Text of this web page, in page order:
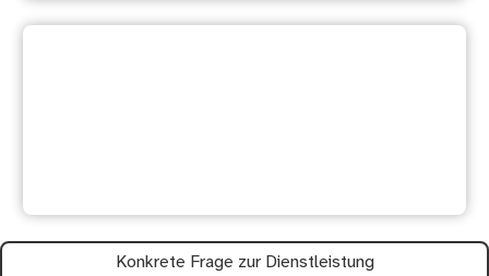
Konkrete Frage zur Dienstleistung